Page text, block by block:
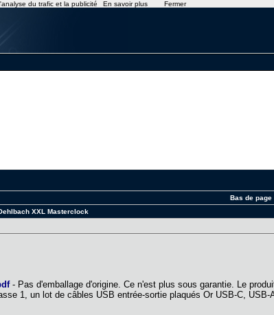
Bas de page
XXL Masterclock
- Pas d'emballage d'origine. Ce n'est plus sous garantie. Le
1, un lot de câbles USB entrée-sortie plaqués Or USB-C,
du trafic et la publicité En savoir plus Fermer